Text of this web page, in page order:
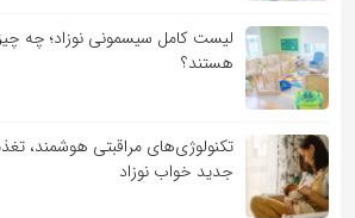
لیست کامل سیسمونی نوزاد؛ چه
هستند؟
تکنولوژی‌های مراقبتی هوشمند،
جدید خواب نوزاد